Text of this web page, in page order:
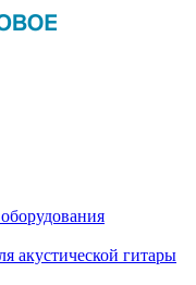
акустической гитары